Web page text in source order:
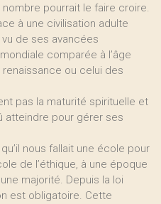
nombre pourrait le faire croire.
à une civilisation adulte
de ses avancées
comparée à l’âge
renaissance ou celui des
pas la maturité spirituelle et
atteindre pour gérer ses
nous fallait une école pour
de l’éthique, à une époque
majorité. Depuis la loi
est obligatoire. Cette